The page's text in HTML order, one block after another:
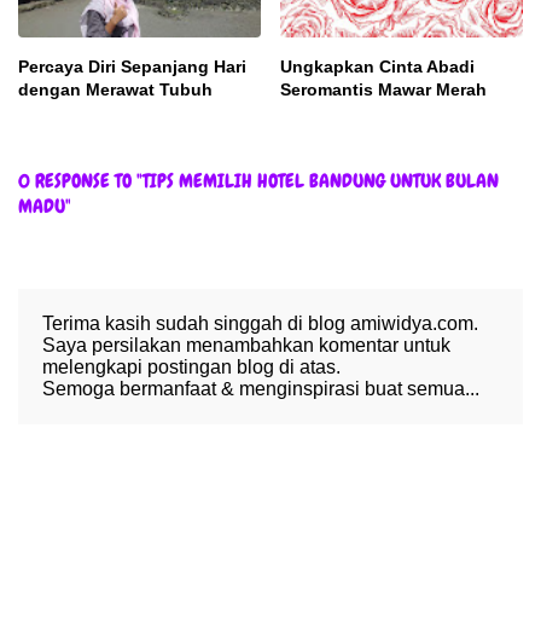
Percaya Diri Sepanjang Hari
dengan Merawat Tubuh
Ungkapkan Cinta Abadi
Seromantis Mawar Merah
0 RESPONSE TO "TIPS MEMILIH HOTEL BANDUNG UNTUK BULAN
MADU"
Terima kasih sudah singgah di blog amiwidya.com.
Saya persilakan menambahkan komentar untuk
melengkapi postingan blog di atas.
Semoga bermanfaat & menginspirasi buat semua...